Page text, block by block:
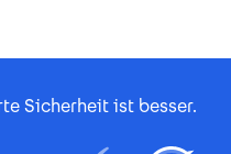
Sicherheit ist besser.